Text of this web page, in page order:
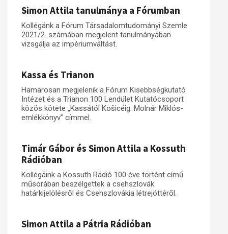
Simon Attila tanulmánya a Fórumban
Kollégánk a Fórum Társadalomtudományi Szemle
2021/2. számában megjelent tanulmányában
vizsgálja az impériumváltást.
Kassa és Trianon
Hamarosan megjelenik a Fórum Kisebbségkutató
Intézet és a Trianon 100 Lendület Kutatócsoport
közös kötete „Kassától Košicéig. Molnár Miklós-
emlékkönyv” címmel.
Timár Gábor és Simon Attila a Kossuth
Rádióban
Kollégáink a Kossuth Rádió 100 éve történt című
műsorában beszélgettek a csehszlovák
határkijelölésről és Csehszlovákia létrejöttéről.
Simon Attila a Pátria Rádióban